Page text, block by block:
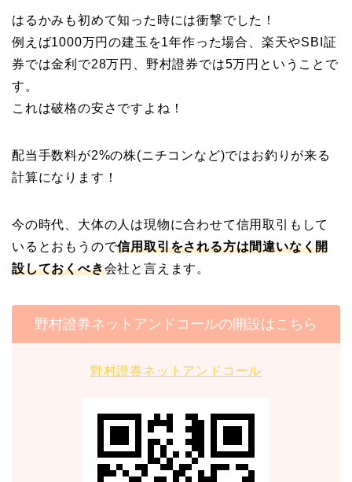
はるかみも初めて知った時には衝撃でした！
例えば1000万円の建玉を1年作った場合、楽天やSBI証
券では金利で28万円、野村證券では5万円ということで
す。
これは破格の安さですよね！
配当手数料が2%の株(ニチコンなど)ではお釣りが来る
計算になります！
今の時代、大体の人は現物に合わせて信用取引もして
いるとおもうので信用取引をされる方は間違いなく開
設しておくべき会社と言えます。
野村證券ネットアンドコールの開設はこちら
野村證券ネットアンドコール